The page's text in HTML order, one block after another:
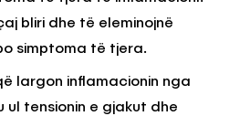
bliri dhe të eleminojnë
simptoma të tjera.
largon inflamacionin nga
tensionin e gjakut dhe